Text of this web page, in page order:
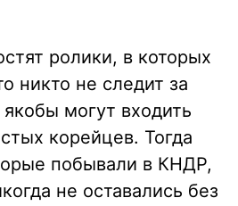
ролики, в которых
никто не следит за
могут входить
корейцев. Тогда
побывали в КНДР,
не оставались без